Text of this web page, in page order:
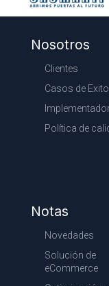
Nosotros
Clientes
Casos de Exito
Política de
Notas
Novedades
Solución de
eCommerce